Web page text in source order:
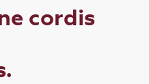
cordis